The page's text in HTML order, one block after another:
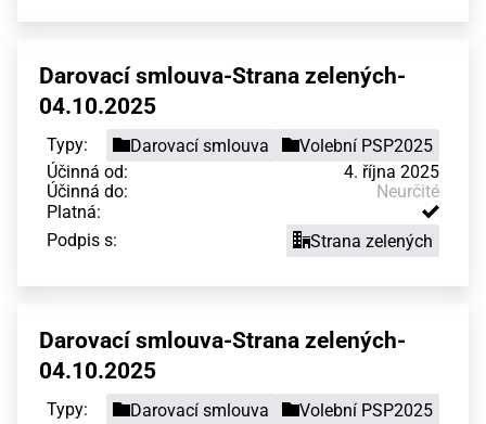
Darovací smlouva-Strana zelených-
04.10.2025
Typy: Darovací smlouva
Volební PSP2025
Účinná od:
4. října 2025
Účinná do:
Neurčité
Platná:
Podpis s:
Strana zelených
Darovací smlouva-Strana zelených-
04.10.2025
Typy: Darovací smlouva
Volební PSP2025